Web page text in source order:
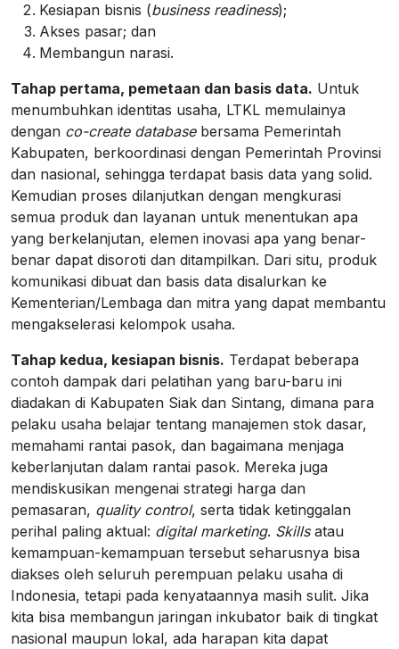
Kesiapan bisnis (business readiness);
Akses pasar; dan
Membangun narasi.
Tahap pertama, pemetaan dan basis data. Untuk
menumbuhkan identitas usaha, LTKL memulainya
dengan co-create databasebersama Pemerintah
Kabupaten, berkoordinasi dengan Pemerintah Provinsi
dan nasional, sehingga terdapat basis data yang solid.
Kemudian proses dilanjutkan dengan mengkurasi
semua produk dan layanan untuk menentukan apa
yang berkelanjutan, elemen inovasi apa yang benar-
benar dapat disoroti dan ditampilkan. Dari situ, produk
komunikasi dibuat dan basis data disalurkan ke
Kementerian/Lembaga dan mitra yang dapat membantu
mengakselerasi kelompok usaha.
Tahap kedua, kesiapan bisnis. Terdapat beberapa
contoh dampak dari pelatihan yang baru-baru ini
diadakan di Kabupaten Siak dan Sintang, dimana para
pelaku usaha belajar tentang manajemen stok dasar,
memahami rantai pasok, dan bagaimana menjaga
keberlanjutan dalam rantai pasok. Mereka juga
mendiskusikan mengenai strategi harga dan
pemasaran, quality control, serta tidak ketinggalan
perihal paling aktual: digital marketing. Skillsatau
kemampuan-kemampuan tersebut seharusnya bisa
diakses oleh seluruh perempuan pelaku usaha di
Indonesia, tetapi pada kenyataannya masih sulit. Jika
kita bisa membangun jaringan inkubator baik di tingkat
nasional maupun lokal, ada harapan kita dapat